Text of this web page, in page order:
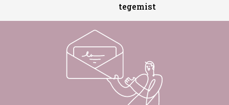
tegemist